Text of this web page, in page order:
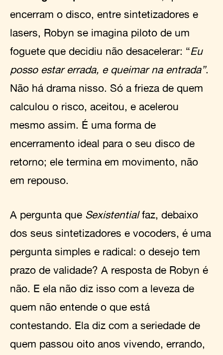
encerram o disco, entre sintetizadores e
lasers, Robyn se imagina piloto de um
foguete que decidiu não desacelerar: “Eu
posso estar errada, e queimar na entrada”.
Não há drama nisso. Só a frieza de quem
calculou o risco, aceitou, e acelerou
mesmo assim. É uma forma de
encerramento ideal para o seu disco de
retorno; ele termina em movimento, não
em repouso.
A pergunta que Sexistentialfaz, debaixo
dos seus sintetizadores e vocoders, é uma
pergunta simples e radical: o desejo tem
prazo de validade? A resposta de Robyn é
não. E ela não diz isso com a leveza de
quem não entende o que está
contestando. Ela diz com a seriedade de
quem passou oito anos vivendo, errando,